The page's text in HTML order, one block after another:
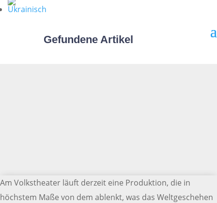
Gefundene Artikel
Am Volkstheater läuft derzeit eine Produktion, die in
höchstem Maße von dem ablenkt, was das Weltgeschehen